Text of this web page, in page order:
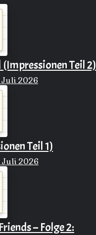
Teil 2)
Juli 2026
Teil 1)
Juli 2026
– Folge 2: